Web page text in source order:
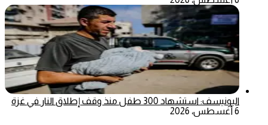
اليونيسف: استشهاد 300 طفل منذ وقف إطلاق النار في غزة
6 أغسطس، 2026